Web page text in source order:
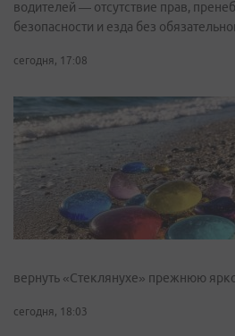
водителей — отсутствие прав,
безопасности и езда без
сегодня, 17:08
вернуть «Стеклянухе» прежнюю
сегодня, 18:03